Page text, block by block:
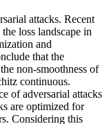
attacks. Recent
loss landscape in
and
that the
non-smoothness of
continuous.
of adversarial attacks
are optimized for
Considering this